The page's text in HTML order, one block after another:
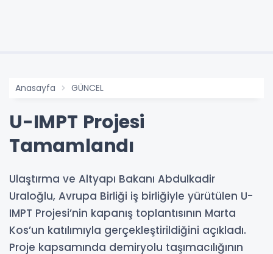
Anasayfa GÜNCEL
U-IMPT Projesi
Tamamlandı
Ulaştırma ve Altyapı Bakanı Abdulkadir
Uraloğlu, Avrupa Birliği iş birliğiyle yürütülen U-
IMPT Projesi’nin kapanış toplantısının Marta
Kos’un katılımıyla gerçekleştirildiğini açıkladı.
Proje kapsamında demiryolu taşımacılığının